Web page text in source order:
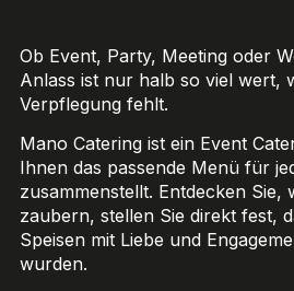
Ob Event, Party, Meeting oder
Anlass ist nur halb so viel wert,
Verpflegung fehlt.
Mano Catering ist ein Event
Ihnen das passende Menü für
zusammenstellt. Entdecken Sie,
zaubern, stellen Sie direkt fest,
Speisen mit Liebe und
wurden.